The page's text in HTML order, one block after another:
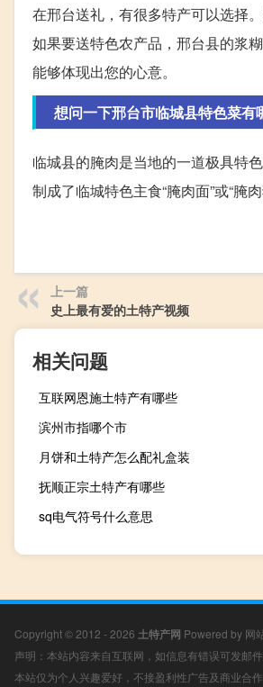
在邢台送礼，有很多特产可以选择
如果要送特色农产品，邢台县的浆
能够体现出您的心意。
想问一下邢台市临城县特色菜有
临城县的腌肉是当地的一道极具特
制成了临城特色主食“腌肉面”或“腌
上一篇
史上最有爱的土特产视频
相关问题
互联网恩施土特产有哪些
滨州市指哪个市
月饼和土特产怎么配礼盒装
抚顺正宗土特产有哪些
sq电气符号什么意思
Copyright © 2012 - 2026 土特产网 Powered by 网
声明：本站内容来自互联网，如信息有错误可发邮
本站仅为个人兴趣爱好，不接盈利性广告及商业合作